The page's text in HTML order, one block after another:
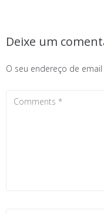
Deixe um
O seu endereço de